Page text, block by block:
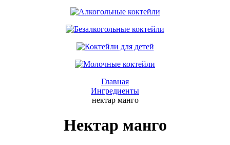
Главная
Ингредиенты
нектар манго
Нектар манго